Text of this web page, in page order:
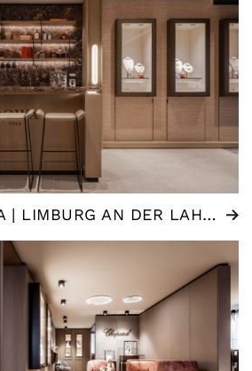
JUWELIER DOWA | LIMBURG AN DER LAHN (DE)